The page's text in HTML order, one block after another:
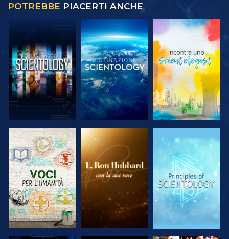
POTREBBE PIACERTI ANCHE
ESPLORA LE
SERIE
ESPLORA LE
SERIE
ESPLORA LE
SERIE